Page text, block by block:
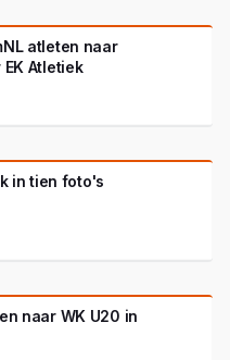
atleten naar
Atletiek
in tien foto's
naar WK U20 in